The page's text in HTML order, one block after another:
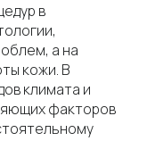
в
а на
кожи. В
климата и
факторов